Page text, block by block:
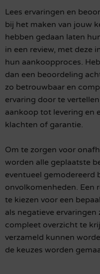
Lees ervaringen en
bij het maken van jouw
hebben gedaan laten
in een review, met deze
hun aankoopproces.
dan een beoordeling
zo betrouwbaar en
ervaring door te
aankoop tot levering en
klachten of garantie.
Om te zorgen voor
worden alle geplaatste
eventueel gemodereerd
onvolkomenheden. Een
te kiezen voor een
als negatieve
compleet overzicht te
verzameld kunnen
de keuzes worden